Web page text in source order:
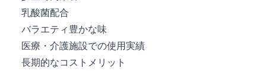
乳酸菌配合
バラエティ豊かな味
医療・介護施設での使用実績
長期的なコストメリット